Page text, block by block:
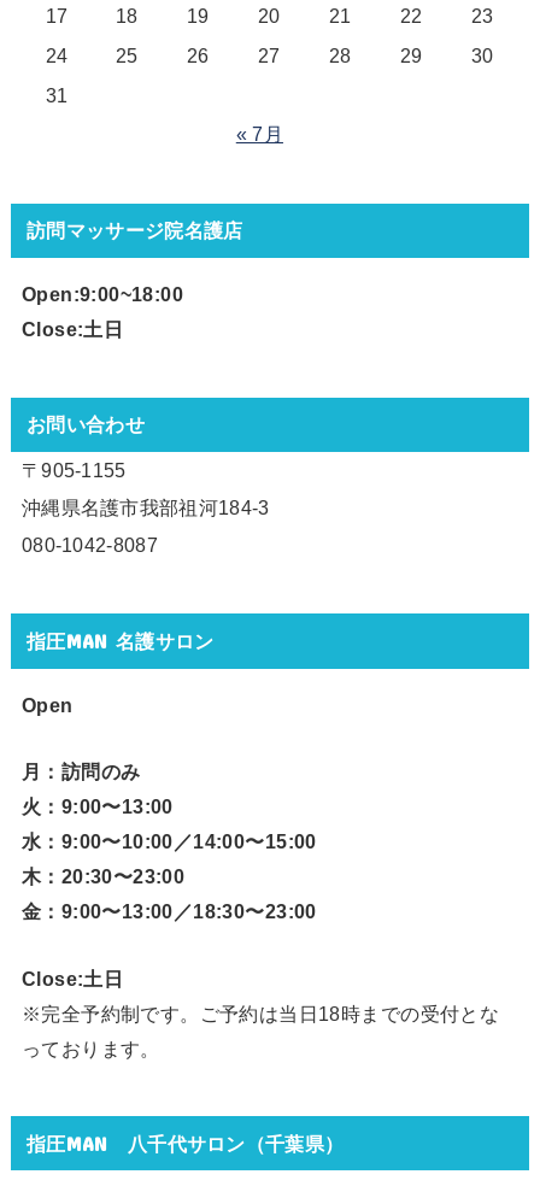
17
18 19 20 21 22
23
24
25 26 27 28 29
30
31
« 7月
訪問マッサージ院名護店
Open:9:00~18:00
Close:土日
お問い合わせ
〒905-1155
沖縄県名護市我部祖河184-3
080-1042-8087
指圧MAN 名護サロン
Open
月：訪問のみ
火：9:00〜13:00
水：9:00〜10:00／14:00〜15:00
木：20:30〜23:00
金：9:00〜13:00／18:30〜23:00
Close:土日
※完全予約制です。ご予約は当日18時までの受付とな
っております。
指圧MAN 八千代サロン（千葉県）